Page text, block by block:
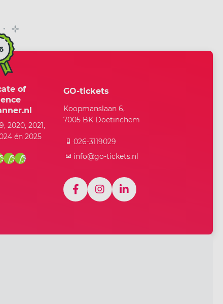
of
2020, 2021,
én 2025
GO-tickets
Koopmanslaan 6,
7005 BK Doetinchem
026-3119029
info@go-tickets.nl